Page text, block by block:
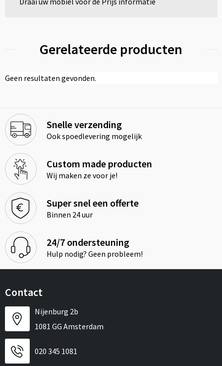
Gerelateerde producten
Geen resultaten gevonden.
Snelle verzending
Ook spoedlevering mogelijk
Custom made producten
Wij maken ze voor je!
Super snel een offerte
Binnen 24 uur
24/7 ondersteuning
Hulp nodig? Geen probleem!
Contact
Nijenburg 2b
1081 GG Amsterdam
020 345 1081